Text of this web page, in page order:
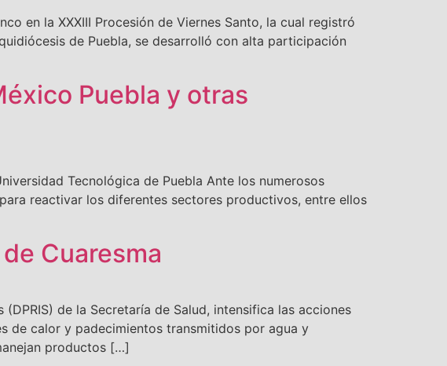
en la XXXIII Procesión de Viernes Santo, la cual registró
de Puebla, se desarrolló con alta participación
Puebla y otras
Tecnológica de Puebla Ante los numerosos
reactivar los diferentes sectores productivos, entre ellos
Cuaresma
de la Secretaría de Salud, intensifica las acciones
de calor y padecimientos transmitidos por agua y
productos […]